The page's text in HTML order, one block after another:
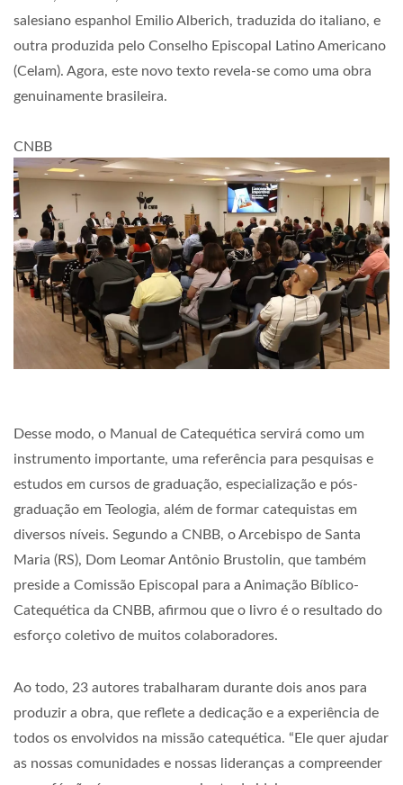
salesiano espanhol Emilio Alberich, traduzida do italiano, e
outra produzida pelo Conselho Episcopal Latino Americano
(Celam). Agora, este novo texto revela-se como uma obra
genuinamente brasileira.
CNBB
Desse modo, o Manual de Catequética servirá como um
instrumento importante, uma referência para pesquisas e
estudos em cursos de graduação, especialização e pós-
graduação em Teologia, além de formar catequistas em
diversos níveis. Segundo a CNBB, o Arcebispo de Santa
Maria (RS), Dom Leomar Antônio Brustolin, que também
preside a Comissão Episcopal para a Animação Bíblico-
Catequética da CNBB, afirmou que o livro é o resultado do
esforço coletivo de muitos colaboradores.
Ao todo, 23 autores trabalharam durante dois anos para
produzir a obra, que reflete a dedicação e a experiência de
todos os envolvidos na missão catequética. “Ele quer ajudar
as nossas comunidades e nossas lideranças a compreender